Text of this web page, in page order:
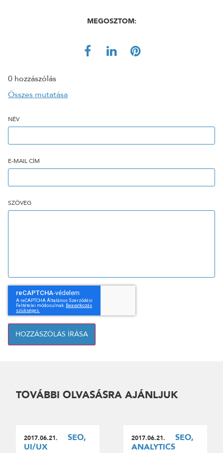
MEGOSZTOM:
0 hozzászólás
Összes mutatása
NÉV
E-MAIL CÍM
SZÖVEG
HOZZÁSZÓLÁS ÍRÁSA
TOVÁBBI OLVASÁSRA AJÁNLJUK
2017.06.21.
SEO,
UI/UX
2017.06.21.
SEO,
ANALYTICS